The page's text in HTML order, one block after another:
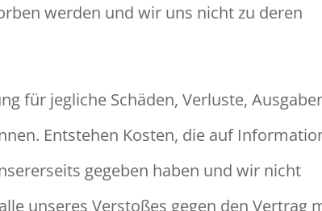
werden und wir uns nicht zu deren
für jegliche Schäden, Verluste,
Entstehen Kosten, die auf
gegeben haben und wir nicht
unseres Verstoßes gegen den Vertrag